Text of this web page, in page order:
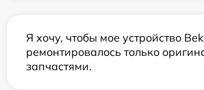
Я хочу, чтобы мое устройство
ремонтировалось только
запчастями.